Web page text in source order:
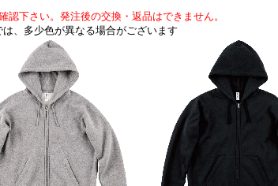
下さい。発注後の交換・返品はできません。
、多少色が異なる場合がございます